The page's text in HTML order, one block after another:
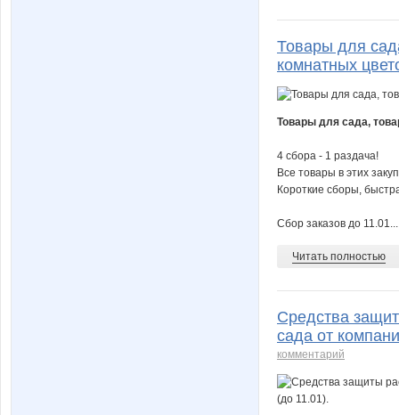
Товары для
комнатных
Товары для сада,
4 сбора - 1 раздача!
Все товары в этих
Короткие сборы,
Сбор заказов до 11.01...
Читать полностью
Средства
сада от
комментарий